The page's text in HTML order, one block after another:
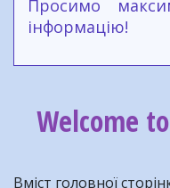
Просимо
інформацію!
Welcome
Вміст головної